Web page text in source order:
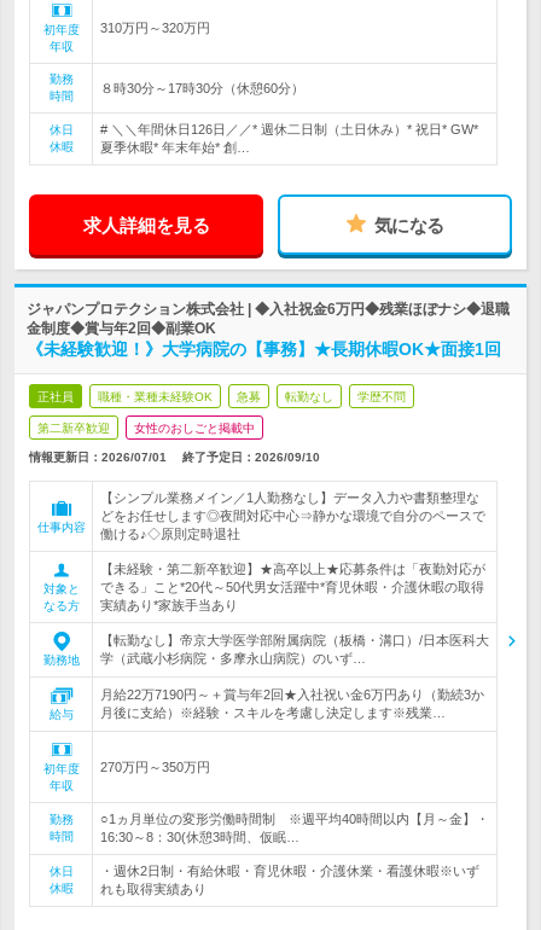
初年度
年収
310万円～320万円
勤務
時間
８時30分～17時30分（休憩60分）
休日
休暇
# ＼＼年間休日126日／／* 週休二日制（土日休み）* 祝日* GW*
夏季休暇* 年末年始* 創…
求人詳細を見る 気になる
ジャパンプロテクション株式会社 | ◆入社祝金6万円◆残業ほぼナシ◆退職
金制度◆賞与年2回◆副業OK
《未経験歓迎！》大学病院の【事務】★長期休暇OK★面接1回
正社員 職種・業種未経験OK 急募 転勤なし 学歴不問
第二新卒歓迎 女性のおしごと掲載中
情報更新日：2026/07/01 終了予定日： 2026/09/10
仕事内容
【シンプル業務メイン／1人勤務なし】データ入力や書類整理な
どをお任せします◎夜間対応中心⇒静かな環境で自分のペースで
働ける♪◇原則定時退社
対象と
なる方
【未経験・第二新卒歓迎】★高卒以上★応募条件は「夜勤対応が
できる」こと*20代～50代男女活躍中*育児休暇・介護休暇の取得
実績あり*家族手当あり
勤務地
【転勤なし】帝京大学医学部附属病院（板橋・溝口）/日本医科大
学（武蔵小杉病院・多摩永山病院）のいず…
給与
月給22万7190円～＋賞与年2回★入社祝い金6万円あり（勤続3か
月後に支給）※経験・スキルを考慮し決定します※残業…
初年度
年収
270万円～350万円
勤務
時間
○1ヵ月単位の変形労働時間制 ※週平均40時間以内【月～金】・
16:30～8：30(休憩3時間、仮眠…
休日
休暇
・週休2日制・有給休暇・育児休暇・介護休業・看護休暇※いず
れも取得実績あり